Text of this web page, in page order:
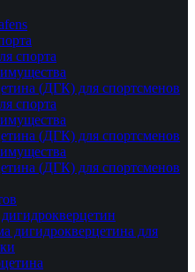
спорта
(ДГК) для спортсменов
спорта
(ДГК) для спортсменов
(ДГК) для спортсменов
дигидрокверцетина для